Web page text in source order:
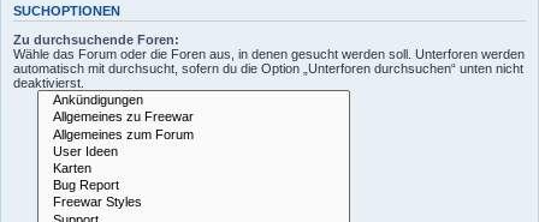
SUCHOPTIONEN
Zu durchsuchende Foren:
Wähle das Forum oder die Foren aus, in denen gesucht werden soll. Unterforen werden
automatisch mit durchsucht, sofern du die Option „Unterforen durchsuchen“ unten nicht
deaktivierst.